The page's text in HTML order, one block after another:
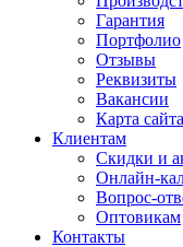
Гарантия
Портфолио
Отзывы
Реквизиты
Вакансии
Карта сайта
Клиентам
Скидки и
Онлайн-
Вопрос-
Оптовикам
Контакты